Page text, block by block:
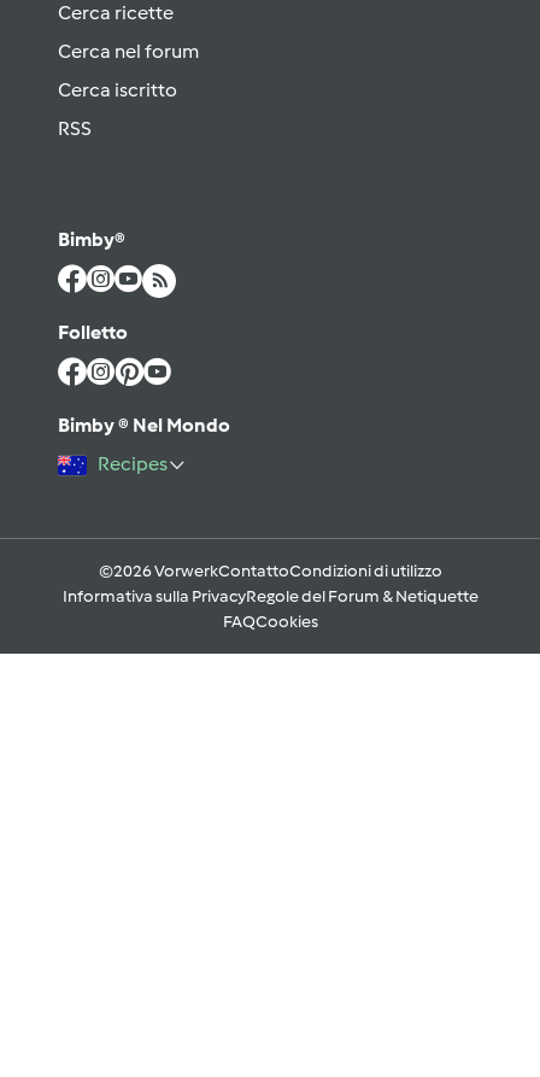
Cerca ricette
Cerca nel forum
Cerca iscritto
RSS
Bimby®
Folletto
Bimby ® Nel Mondo
Recipes
©2026 VorwerkContattoCondizioni di utilizzo
Informativa sulla PrivacyRegole del Forum & Netiquette
FAQCookies